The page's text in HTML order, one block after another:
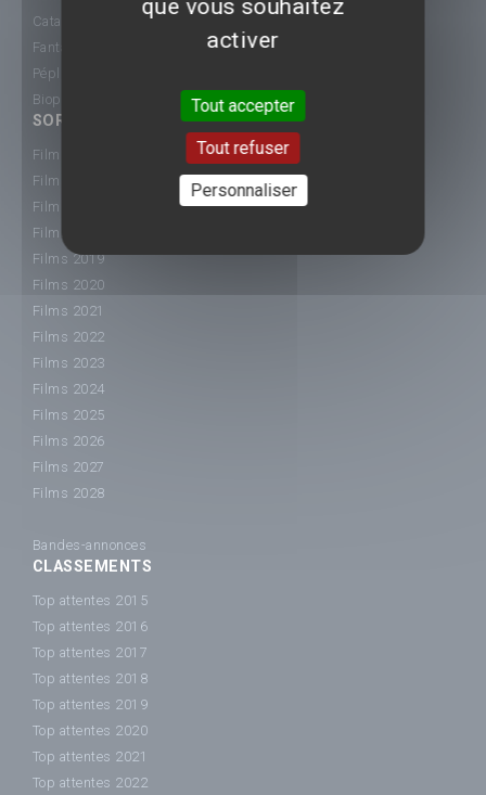
Catastrophe
Fantastique
Péplum
Biopic
SORTIE CINÉ
Films 2015
Films 2016
Films 2017
Films 2018
Films 2019
Films 2020
Films 2021
Films 2022
Films 2023
Films 2024
Films 2025
Films 2026
Films 2027
Films 2028
Bandes-annonces
CLASSEMENTS
Top attentes 2015
Top attentes 2016
Top attentes 2017
Top attentes 2018
Top attentes 2019
Top attentes 2020
Top attentes 2021
Top attentes 2022
que vous souhaitez
activer
Tout accepter
Tout refuser
Personnaliser